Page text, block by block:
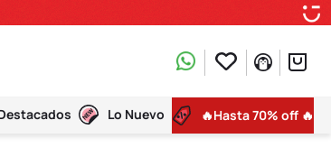
Lo Nuevo 🔥Hasta 70% off 🔥